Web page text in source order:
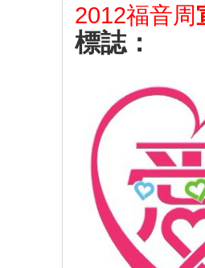
2012福音周
標誌：